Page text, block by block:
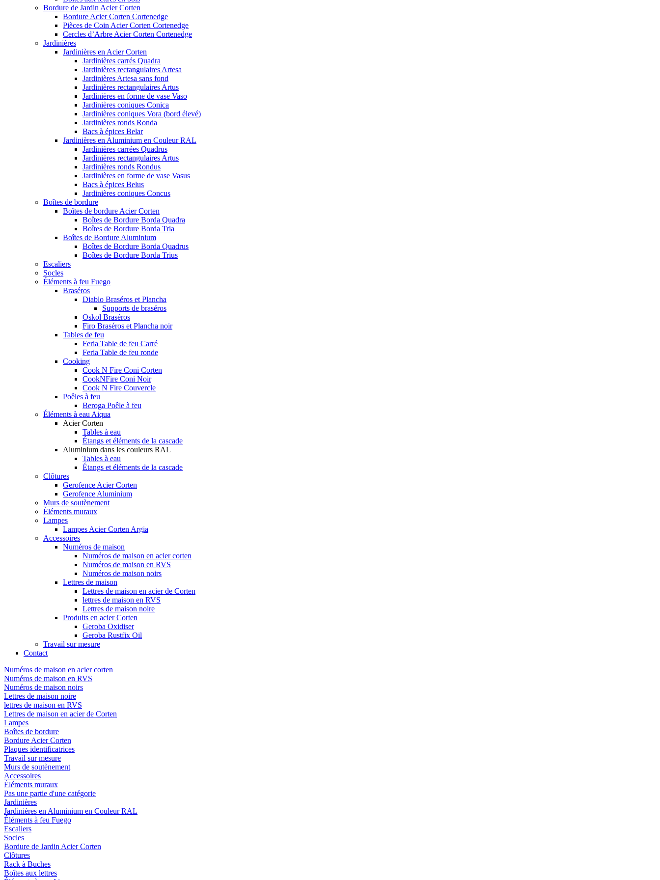
Bordure de Jardin Acier Corten
Bordure Acier Corten Cortenedge
Pièces de Coin Acier Corten Cortenedge
Cercles d’Arbre Acier Corten Cortenedge
Jardinières
Jardinières en Acier Corten
Jardinières carrés Quadra
Jardinières rectangulaires Artesa
Jardinières Artesa sans fond
Jardinières rectangulaires Artus
Jardinières en forme de vase Vaso
Jardinières coniques Conica
Jardinières coniques Vora (bord élevé)
Jardinières ronds Ronda
Bacs à épices Belar
Jardinières en Aluminium en Couleur RAL
Jardinières carrées Quadrus
Jardinières rectangulaires Artus
Jardinières ronds Rondus
Jardinières en forme de vase Vasus
Bacs à épices Belus
Jardinières coniques Concus
Boîtes de bordure
Boîtes de bordure Acier Corten
Boîtes de Bordure Borda Quadra
Boîtes de Bordure Borda Tria
Boîtes de Bordure Aluminium
Boîtes de Bordure Borda Quadrus
Boîtes de Bordure Borda Trius
Escaliers
Socles
Éléments à feu Fuego
Braséros
Diablo Braséros et Plancha
Supports de braséros
Oskol Braséros
Firo Braséros et Plancha noir
Tables de feu
Feria Table de feu Carré
Feria Table de feu ronde
Cooking
Cook N Fire Coni Corten
CookNFire Coni Noir
Cook N Fire Couvercle
Poêles à feu
Beroga Poêle à feu
Éléments à eau Aiqua
Acier Corten
Tables à eau
Étangs et éléments de la cascade
Aluminium dans les couleurs RAL
Tables à eau
Étangs et éléments de la cascade
Clôtures
Gerofence Acier Corten
Gerofence Aluminium
Murs de soutènement
Éléments muraux
Lampes
Lampes Acier Corten Argia
Accessoires
Numéros de maison
Numéros de maison en acier corten
Numéros de maison en RVS
Numéros de maison noirs
Lettres de maison
Lettres de maison en acier de Corten
lettres de maison en RVS
Lettres de maison noire
Produits en acier Corten
Geroba Oxidiser
Geroba Rustfix Oil
Travail sur mesure
Contact
Numéros de maison en acier corten
Numéros de maison en RVS
Numéros de maison noirs
Lettres de maison noire
lettres de maison en RVS
Lettres de maison en acier de Corten
Lampes
Boîtes de bordure
Bordure Acier Corten
Plaques identificatrices
Travail sur mesure
Murs de soutènement
Accessoires
Éléments muraux
Pas une partie d'une catégorie
Jardinières
Jardinières en Aluminium en Couleur RAL
Éléments à feu Fuego
Escaliers
Socles
Bordure de Jardin Acier Corten
Clôtures
Rack à Buches
Boîtes aux lettres